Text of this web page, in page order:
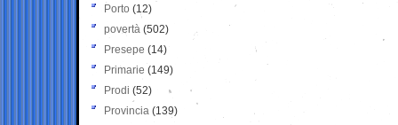
Porto (12)
povertà (502)
Presepe (14)
Primarie (149)
Prodi (52)
Provincia (139)